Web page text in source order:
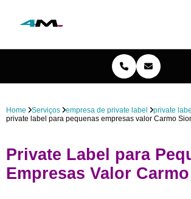
Home Serviços empresa de private label
private
private label para pequenas empresas valor Carmo
Private Label para
Empresas Valor